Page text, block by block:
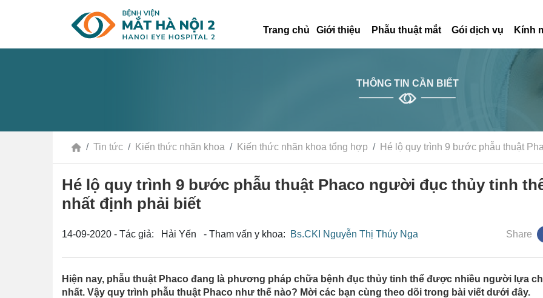
Trang chủ Giới thiệu Phẫu thuật mắt Gói dịch vụ Kính
THÔNG TIN CẦN BIẾT
Tin tức Kiến thức nhãn khoa Kiến thức nhãn khoa tổng hợp Hé lộ quy trình 9 bước phẫu thuật
Hé lộ quy trình 9 bước phẫu thuật Phaco người đục thủy tinh
nhất định phải biết
14-09-2020 - Tác giả: Hải Yến - Tham vấn y khoa: Bs.CKI Nguyễn Thị Thúy Nga Share
Hiện nay, phẫu thuật Phaco đang là phương pháp chữa bệnh đục thủy tinh thể được nhiều người lựa
nhất. Vậy quy trình phẫu thuật Phaco như thế nào? Mời các bạn cùng theo dõi trong bài viết dưới đây.